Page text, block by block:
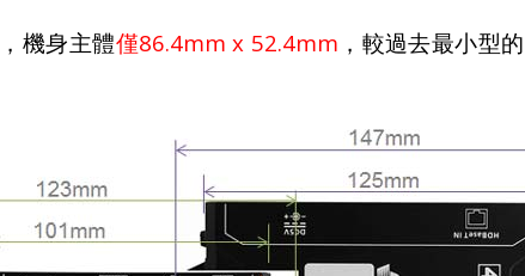
，機身主體僅86.4mm x 52.4mm ，較過去最小型的